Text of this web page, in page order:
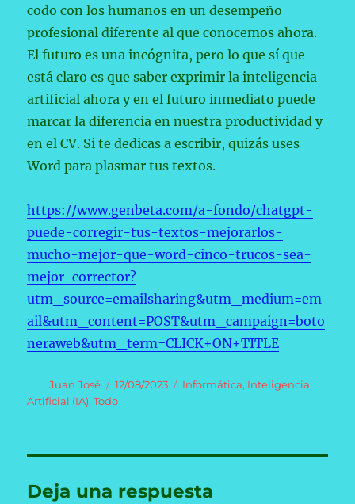
codo con los humanos en un desempeño
profesional diferente al que conocemos ahora.
El futuro es una incógnita, pero lo que sí que
está claro es que saber exprimir la inteligencia
artificial ahora y en el futuro inmediato puede
marcar la diferencia en nuestra productividad y
en el CV. Si te dedicas a escribir, quizás uses
Word para plasmar tus textos.
https://www.genbeta.com/a-fondo/chatgpt-
puede-corregir-tus-textos-mejorarlos-
mucho-mejor-que-word-cinco-trucos-sea-
mejor-corrector?
utm_source=emailsharing&utm_medium=em
ail&utm_content=POST&utm_campaign=boto
neraweb&utm_term=CLICK+ON+TITLE
Autor
Juan José
Publicado
el
12/08/2023 Categorías
Informática, Inteligencia
Artificial (IA),Todo
Deja una respuesta